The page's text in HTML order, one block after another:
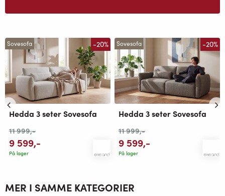
Sovesofa -20%
Hedda 3 seter Sovesofa
11 999,-
9 599,-
På lager
Sovesofa -20%
Hedda 3 seter Sovesofa
11 999,-
9 599,-
På lager
MER I SAMME KATEGORIER